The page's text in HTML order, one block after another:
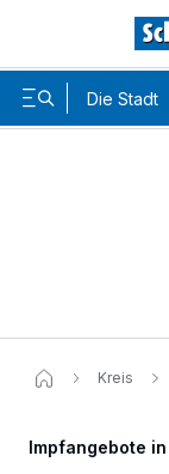
Die Stadt
Kreis
Impfangebote